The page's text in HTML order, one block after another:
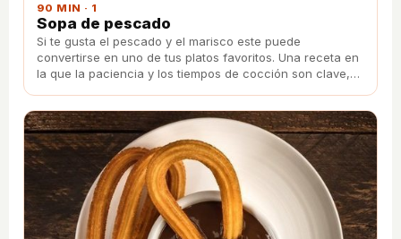
90 MIN · 1
Sopa de pescado
Si te gusta el pescado y el marisco este puede
convertirse en uno de tus platos favoritos. Una receta en
la que la paciencia y los tiempos de cocción son clave,